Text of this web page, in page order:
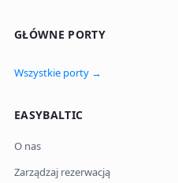
GŁÓWNE PORTY
Wszystkie porty →
EASYBALTIC
O nas
Zarządzaj rezerwacją